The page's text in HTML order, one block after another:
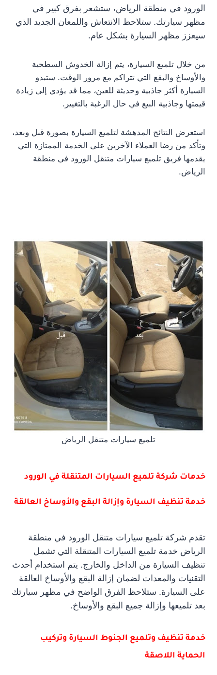
الورود في منطقة الرياض، ستشعر بفرق كبير في
مظهر سيارتك. ستلاحظ الانتعاش واللمعان الجديد الذي
سيعزز مظهر السيارة بشكل عام.
من خلال تلميع السيارة، يتم إزالة الخدوش السطحية
والأوساخ والبقع التي تتراكم مع مرور الوقت. ستبدو
السيارة أكثر جاذبية وحديثة للعين، مما قد يؤدي إلى زيادة
قيمتها وجاذبية البيع في حال الرغبة بالتغيير.
استعرض النتائج المدهشة لتلميع السيارة بصورة قبل وبعد،
وتأكد من رضا العملاء الآخرين على الخدمة الممتازة التي
يقدمها فريق تلميع سيارات متنقل الورود في منطقة
الرياض.
تلميع سيارات متنقل الرياض
خدمات شركة تلميع السيارات المتنقلة في الورود
خدمة تنظيف السيارة وإزالة البقع والأوساخ العالقة
تقدم شركة تلميع سيارات متنقل الورود في منطقة
الرياض خدمة تلميع السيارات المتنقلة التي تشمل
تنظيف السيارة من الداخل والخارج. يتم استخدام أحدث
التقنيات والمعدات لضمان إزالة البقع والأوساخ العالقة
على السيارة. ستلاحظ الفرق الواضح في مظهر سيارتك
بعد تلميعها وإزالة جميع البقع والأوساخ.
خدمة تنظيف وتلميع الجنوط السيارة وتركيب
الحماية اللاصقة